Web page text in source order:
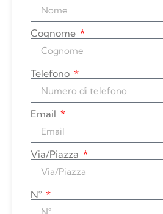
Cognome
Telefono
Email
Via/Piazza
N°